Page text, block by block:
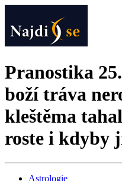
Pranostika
boží tráva
kleštěma
roste i kdyby
Astrologie